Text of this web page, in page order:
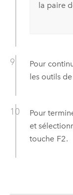
la paire
Pour
les outils
Pour
et
touche F2.